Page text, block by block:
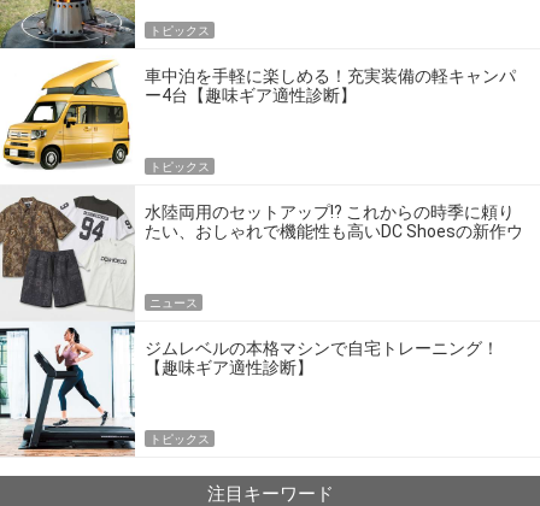
トピックス
車中泊を手軽に楽しめる！充実装備の軽キャンパ
ー4台【趣味ギア適性診断】
トピックス
水陸両用のセットアップ!? これからの時季に頼り
たい、おしゃれで機能性も高いDC Shoesの新作ウ
ニュース
ジムレベルの本格マシンで自宅トレーニング！
【趣味ギア適性診断】
トピックス
注目キーワード